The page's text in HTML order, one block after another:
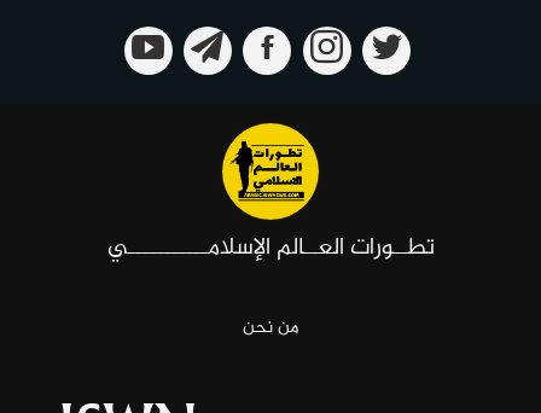
تطــورات العــالم الإسلامـــــــــــي
من نحن